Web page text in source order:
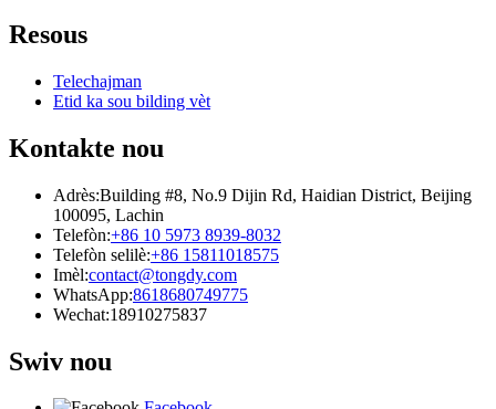
Resous
Telechajman
Etid ka sou bilding vèt
Kontakte nou
Adrès:Building #8, No.9 Dijin Rd, Haidian District, Beijing
100095, Lachin
Telefòn:+86 10 5973 8939-8032
Telefòn selilè:+86 15811018575
Imèl:contact@tongdy.com
WhatsApp:8618680749775
Wechat:18910275837
Swiv nou